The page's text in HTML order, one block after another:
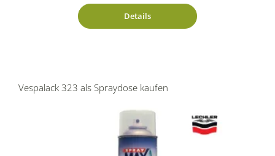
Details
Vespalack 323 als Spraydose kaufen